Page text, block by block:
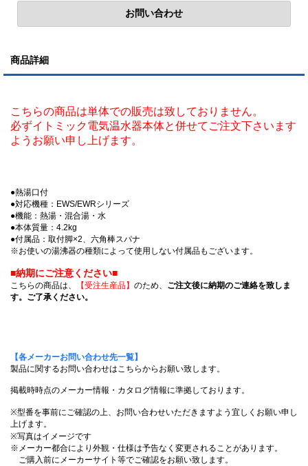
商品詳細
こちらの商品は単体での販売は致しておりません。
必ずイトミック電気温水器本体と併せてご注文下さいます
ようお願い申し上げます。
●熱湯口付
●対応機種：EWS/EWRシリーズ
●機能：熱湯・混合湯・水
●本体質量：4.2kg
●付属品：取付脚×2、六角棒スパナ
※お使いの湯沸器の種類によって使用しない付属品もございます。
■納期にご注意ください■
こちらの商品は、 【受注生産品】 のため、 ご注文後に納期のご連絡を致しま
す。ご了承ください。
【各メーカーお問い合わせ先一覧】
製品に関するお問い合わせはこちらからお願い致します。
掲載時時点のメーカー情報・カタログ情報に準拠しております。
※型番を事前にご確認の上、お問い合わせいただきますよう宜しくお願い申し
上げます。
※写真はイメージです
※メーカー都合により外観・仕様は予告なく変更されることがあります。
ご購入前にメーカーサイト等でご確認をお願い致します。